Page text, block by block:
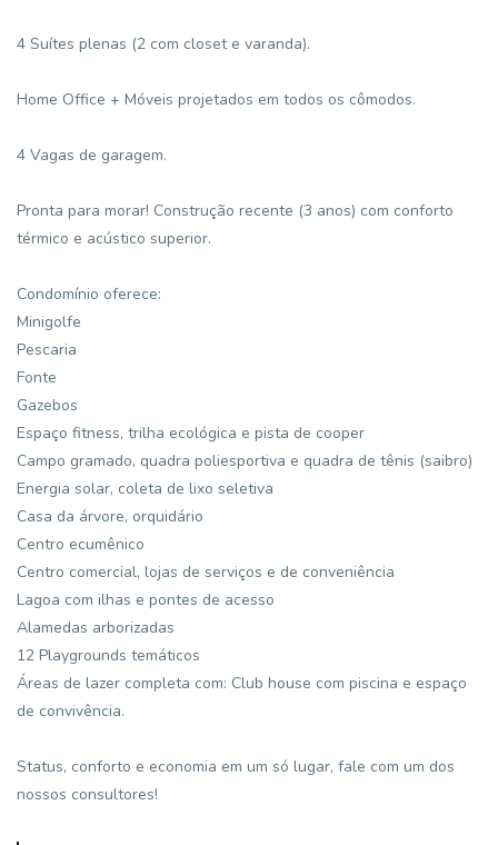
4 Suítes plenas (2 com closet e varanda).
Home Office + Móveis projetados em todos os cômodos.
4 Vagas de garagem.
Pronta para morar! Construção recente (3 anos) com conforto
térmico e acústico superior.
Condomínio oferece:
Minigolfe
Pescaria
Fonte
Gazebos
Espaço fitness, trilha ecológica e pista de cooper
Campo gramado, quadra poliesportiva e quadra de tênis (saibro)
Energia solar, coleta de lixo seletiva
Casa da árvore, orquidário
Centro ecumênico
Centro comercial, lojas de serviços e de conveniência
Lagoa com ilhas e pontes de acesso
Alamedas arborizadas
12 Playgrounds temáticos
Áreas de lazer completa com: Club house com piscina e espaço
de convivência.
Status, conforto e economia em um só lugar, fale com um dos
nossos consultores!